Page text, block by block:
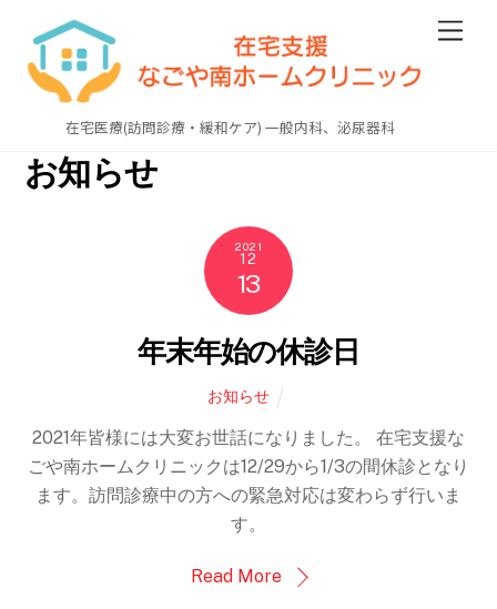
content
在宅医療(訪問診療・緩和ケア) 一般内科、泌尿器科
お知らせ
2021
12
13
年末年始の休診日
お知らせ
2021年皆様には大変お世話になりました。 在宅支援な
ごや南ホームクリニックは12/29から1/3の間休診となり
ます。訪問診療中の方への緊急対応は変わらず行いま
す。
Read More